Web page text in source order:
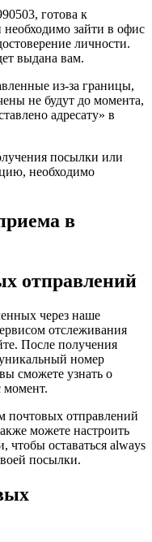
готова к
зайти в офис
личности.
выдана вам.
из-за границы,
не будут до момента,
адресату» в
посылки или
необходимо
в
отправлений
через наше
отслеживания
После получения
номер
сможете узнать о
момент.
почтовых отправлений
можете настроить
чтобы оставаться always
посылки.